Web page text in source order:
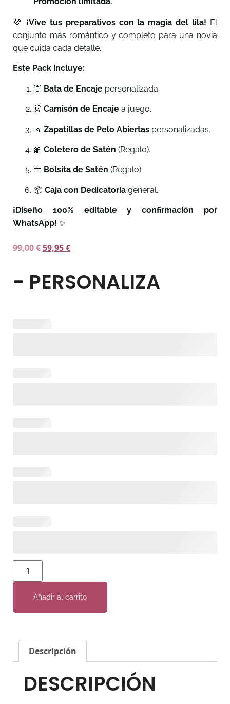
💜 ¡Vive tus preparativos con la magia del lila! El
conjunto más romántico y completo para una novia
que cuida cada detalle.
Este Pack incluye:
👘 Bata de Encaje personalizada.
👗 Camisón de Encaje a juego.
👡 Zapatillas de Pelo Abiertas personalizadas.
🎀 Coletero de Satén (Regalo).
👜 Bolsita de Satén (Regalo).
📦 Caja con Dedicatoria general.
¡Diseño 100% editable y confirmación por
WhatsApp! ✨
99,00€59,95€
- PERSONALIZA
Añadir al carrito
Descripción
DESCRIPCIÓN